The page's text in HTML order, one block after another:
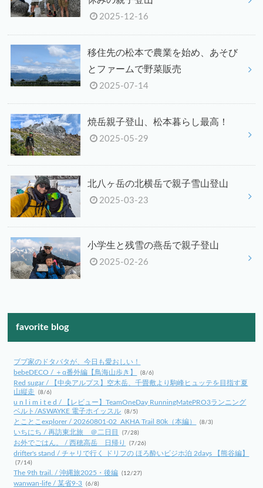
2025-12-16
移住先の松本で農業を始め、あそび
とファームで野菜販売
2025-07-14
焼岳親子登山、松本暮らし最高！
2025-05-29
北八ヶ岳の北横岳で親子雪山登山
2025-03-23
小学生と残雪の燕岳で親子登山
2025-02-26
favorite blog
ブブ家のドタバタが、今日も愛おしい！
bebeDECO / ＋α番外編【鳥海山歩き】
(8/6)
Red sugar / 【中央アルプス】空木岳、千畳敷より駒峰ヒュッテを目指す夏
山縦走
(8/6)
u n l i m i t e d / 【レビュー】TeamOneDay RunningMatePRO3ランニング
ベルト/ASWAYKE 電子ホイッスル (8/5)
とことこexplorer / 20260801-02_AKHA Trail 80k（本編） (8/3)
いちにち / 再訪東北旅 ＠二日目 (7/28)
お外でごはん。 / 西穂高岳 日帰り (7/26)
drifter's stand / チャリで行く ドリフの ほろ酔いビジホ泊 2days 【熊谷編】
(7/14)
The 9th trail. / 沖縄旅2025・後編 (12/27)
wanwan-life / 某省9-3 (6/8)